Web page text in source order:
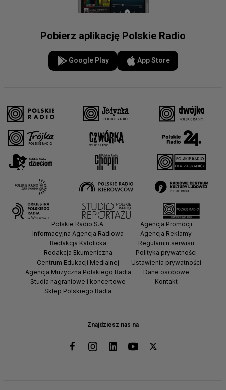
Pobierz aplikację Polskie Radio
Google Play App Store
Znajdziesz nas na
Polskie Radio S.A.
Informacyjna Agencja Radiowa
Redakcja Katolicka
Redakcja Ekumeniczna
Centrum Edukacji Medialnej
Agencja Muzyczna Polskiego Radia
Studia nagraniowe i koncertowe
Sklep Polskiego Radia
Agencja Promocji
Agencja Reklamy
Regulamin serwisu
Polityka prywatności
Ustawienia prywatności
Dane osobowe
Kontakt